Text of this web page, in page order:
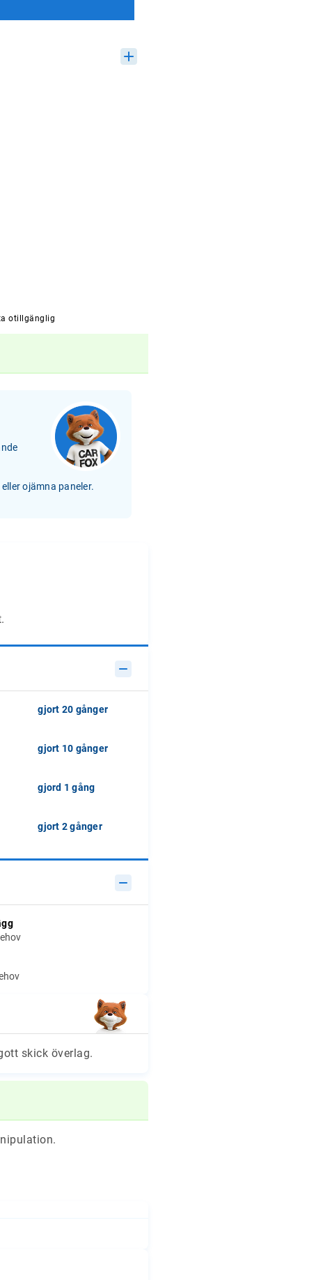
otillgänglig
ojämna paneler.
gjort 20 gånger
gjort 10 gånger
gjord 1 gång
gjort 2 gånger
skick överlag.